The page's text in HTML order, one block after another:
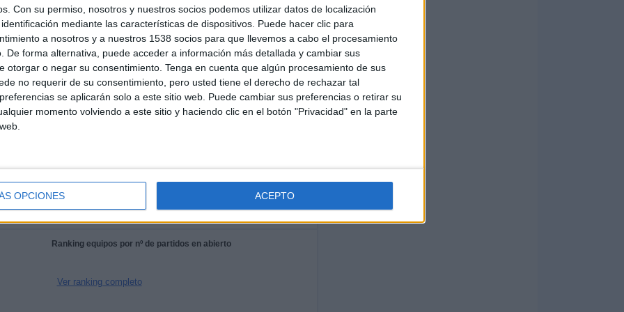
Con su permiso, nosotros y nuestros socios podemos utilizar datos de localización
mediante las características de dispositivos. Puede hacer clic para
a nosotros y a nuestros 1538 socios para que llevemos a cabo el procesamiento
De forma alternativa, puede acceder a información más detallada y cambiar sus
otorgar o negar su consentimiento. Tenga en cuenta que algún procesamiento de sus
no requerir de su consentimiento, pero usted tiene el derecho de rechazar tal
se aplicarán solo a este sitio web. Puede cambiar sus preferencias o retirar su
momento volviendo a este sitio y haciendo clic en el botón "Privacidad" en la parte
OPCIONES ACEPTO
TOTAL
4
CANALES TV
DÍAS
1850
SIN PARTIDO
MEDIA
1,7
CANALES POR
TOTAL
4
CANALES
TOTAL
Total equipos
Ranking equipos por nº de partidos en abierto
Ver ranking completo